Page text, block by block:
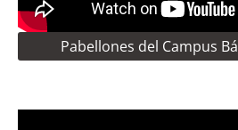
Pabellones del Campus